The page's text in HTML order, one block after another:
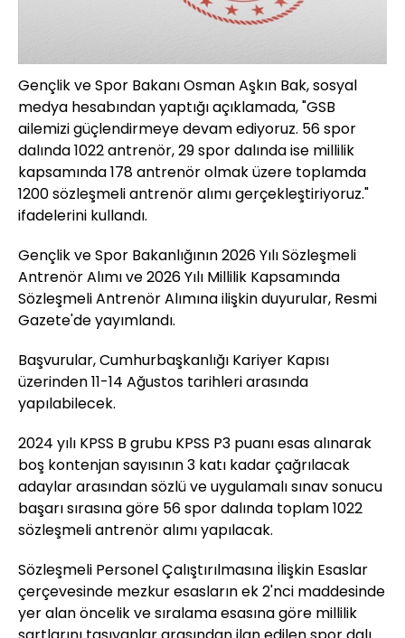
Gençlik ve Spor Bakanı Osman Aşkın Bak, sosyal
medya hesabından yaptığı açıklamada, "GSB
ailemizi güçlendirmeye devam ediyoruz. 56 spor
dalında 1022 antrenör, 29 spor dalında ise millilik
kapsamında 178 antrenör olmak üzere toplamda
1200 sözleşmeli antrenör alımı gerçekleştiriyoruz."
ifadelerini kullandı.
Gençlik ve Spor Bakanlığının 2026 Yılı Sözleşmeli
Antrenör Alımı ve 2026 Yılı Millilik Kapsamında
Sözleşmeli Antrenör Alımına ilişkin duyurular, Resmi
Gazete'de yayımlandı.
Başvurular, Cumhurbaşkanlığı Kariyer Kapısı
üzerinden 11-14 Ağustos tarihleri arasında
yapılabilecek.
2024 yılı KPSS B grubu KPSS P3 puanı esas alınarak
boş kontenjan sayısının 3 katı kadar çağrılacak
adaylar arasından sözlü ve uygulamalı sınav sonucu
başarı sırasına göre 56 spor dalında toplam 1022
sözleşmeli antrenör alımı yapılacak.
Sözleşmeli Personel Çalıştırılmasına İlişkin Esaslar
çerçevesinde mezkur esasların ek 2'nci maddesinde
yer alan öncelik ve sıralama esasına göre millilik